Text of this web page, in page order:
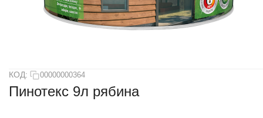
КОД: 00000000364
Пинотекс 9л рябина